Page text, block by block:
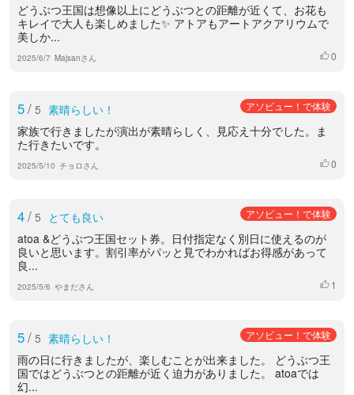
どうぶつ王国は想像以上にどうぶつとの距離が近くて、お花も
キレイで大人も楽しめました✨ アトアもアートアクアリウムで
美しか...
2025/6/7 Majsanさん いいね
0
5/ 5 素晴らしい！ アソビュー！で体験
家族で行きましたが演出が素晴らしく、見応え十分でした。ま
た行きたいです。
2025/5/10 チョロさん いいね
0
4/ 5 とても良い アソビュー！で体験
atoa &どうぶつ王国セット券。日付指定なく別日に使えるのが
良いと思います。割引率がパッと見でわかればお得感があって
良...
2025/5/6 やまださん いいね
1
5/ 5 素晴らしい！ アソビュー！で体験
雨の日に行きましたが、楽しむことが出来ました。 どうぶつ王
国ではどうぶつとの距離が近く迫力がありました。 atoaでは
幻...